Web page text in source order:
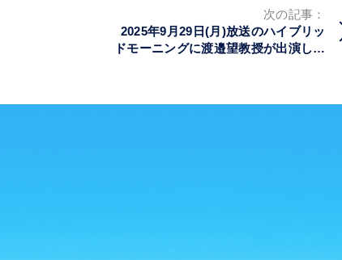
次の記事：
2025年9月29日(月)放送のハイブリッ
ドモーニングに渡邉望教授が出演しま